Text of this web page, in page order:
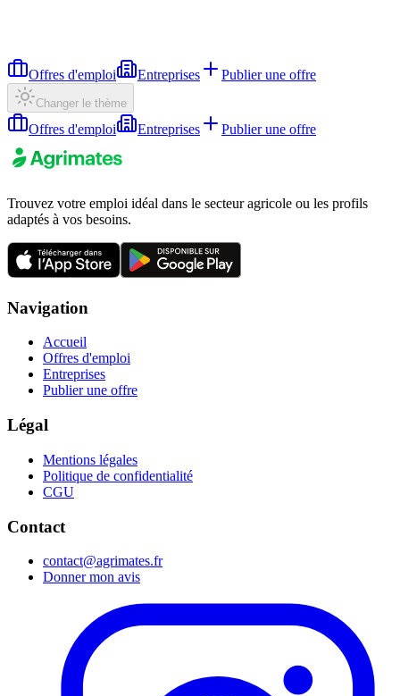
Offres d'emploi Entreprises Publier une offre
Changer le thème
Offres d'emploi Entreprises Publier une offre
Trouvez votre emploi idéal dans le secteur agricole ou les profils
adaptés à vos besoins.
Navigation
Accueil
Offres d'emploi
Entreprises
Publier une offre
Légal
Mentions légales
Politique de confidentialité
CGU
Contact
contact@agrimates.fr
Donner mon avis